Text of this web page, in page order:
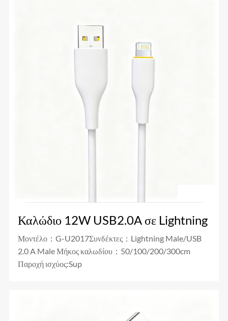
Καλώδιο 12W USB2.0A σε Lightning
Μοντέλο：G-U2017Συνδέκτες：Lightning Male/USB
2.0 A Male Μήκος καλωδίου：50/100/200/300cm
Παροχή ισχύος:Sup